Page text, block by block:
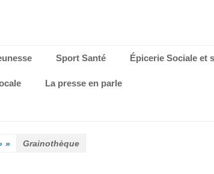
Sport Santé Épicerie Sociale et
La presse en parle
» Grainothèque